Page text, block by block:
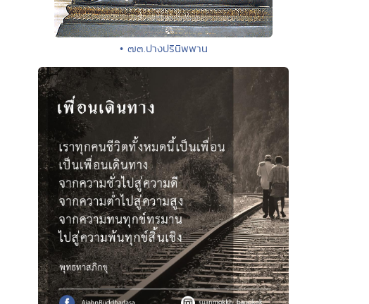
• ๗๓.ปางปรินิพพาน